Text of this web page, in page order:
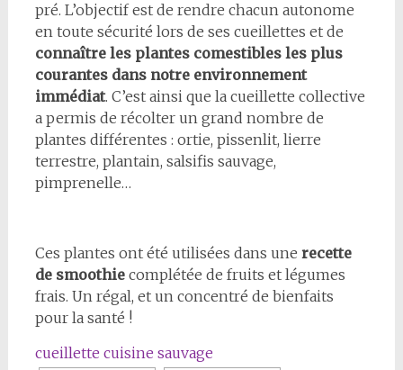
pré. L’objectif est de rendre chacun autonome
en toute sécurité lors de ses cueillettes et de
connaître les plantes comestibles les plus
courantes dans notre environnement
immédiat. C’est ainsi que la cueillette collective
a permis de récolter un grand nombre de
plantes différentes : ortie, pissenlit, lierre
terrestre, plantain, salsifis sauvage,
pimprenelle…
Ces plantes ont été utilisées dans une recette
de smoothiecomplétée de fruits et légumes
frais. Un régal, et un concentré de bienfaits
pour la santé !
cueillette cuisine sauvage